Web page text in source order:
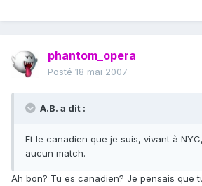
phantom_opera
Posté 18 mai 2007
A.B. a dit :
Et le canadien que je suis, vivant à
aucun match.
Ah bon? Tu es canadien? Je pensais que